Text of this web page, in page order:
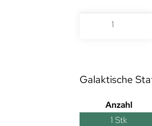
Galaktische
Anzahl
1 Stk